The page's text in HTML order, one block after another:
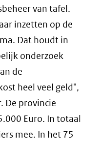
van tafel.
inzetten op de
Dat houdt in
onderzoek
de
heel veel geld",
De provincie
Euro. In totaal
mee. In het 75